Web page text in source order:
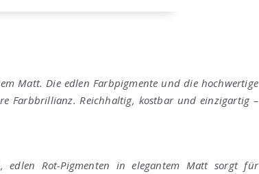
Matt. Die edlen Farbpigmente und die hochwertige
Farbbrillianz. Reichhaltig, kostbar und einzigartig –
edlen Rot-Pigmenten in elegantem Matt sorgt für